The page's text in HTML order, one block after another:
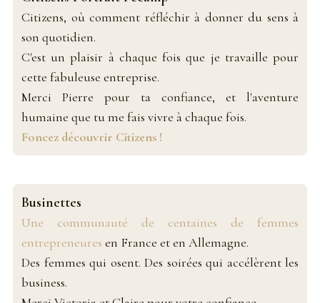
Citizens, où comment réfléchir à donner du sens à
son quotidien.
C'est un plaisir à chaque fois que je travaille pour
cette fabuleuse entreprise.
Merci Pierre pour ta confiance, et l'aventure
humaine que tu me fais vivre à chaque fois.
Foncez découvrir Citizens !
Businettes
Une communauté de centaines de femmes
entrepreneures en France et en Allemagne.
Des femmes qui osent. Des soirées qui accélèrent les
business.